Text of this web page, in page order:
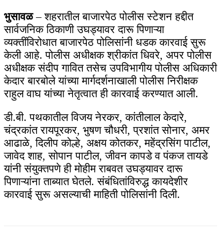
भुसावळ– शहरातील बाजारपेठ पोलीस स्टेशन हद्दीत
सार्वजनिक ठिकाणी उघड्यावर दारू पिणाऱ्या
व्यक्तींविरोधात बाजारपेठ पोलिसांनी धडक कारवाई सुरू
केली आहे. पोलीस अधीक्षक श्रीकांत धिवरे, अपर पोलीस
अधीक्षक संदीप गावित तसेच उपविभागीय पोलीस अधिकारी
केदार बारबोले यांच्या मार्गदर्शनाखाली पोलीस निरीक्षक
राहुल वाघ यांच्या नेतृत्वात ही कारवाई करण्यात आली.
डी.बी. पथकातील विजय नेरकर, कांतीलाल केदारे,
चंद्रकांत रायपूरकर, भुषण चौधरी, प्रशांत सोनार, अमर
आढाळे, दिलीप कोल्हे, अक्षय कोतकर, महेंद्रसिंग पाटील,
जावेद शाह, सोपान पाटील, जीवन कापडे व पंकज तायडे
यांनी संयुक्तपणे ही मोहीम राबवत उघड्यावर दारू
पिणाऱ्यांना ताब्यात घेतले. संबंधितांविरुद्ध कायदेशीर
कारवाई सुरू असल्याची माहिती पोलिसांनी दिली.